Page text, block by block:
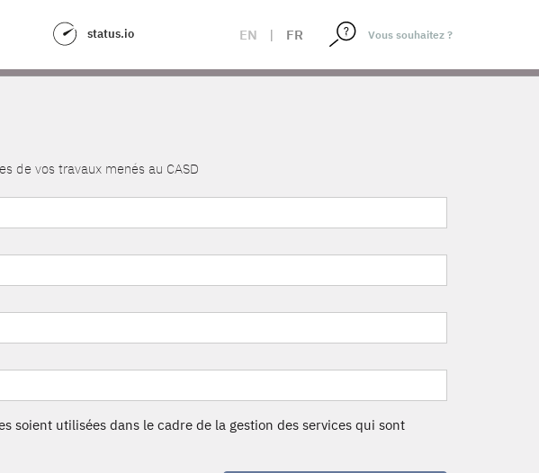
status.io EN | FR
de vos travaux menés au CASD
soient utilisées dans le cadre de la gestion des services qui sont